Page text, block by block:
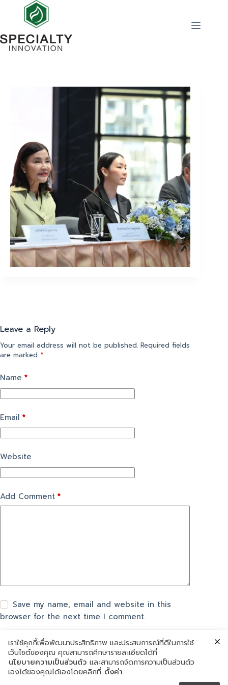
Leave a Reply
Your email address will not be published. Required fields
are marked *
Name *
Email *
Website
Add Comment *
Save my name, email and website in this
browser for the next time I comment.
Post Comment
เราใช้คุกกี้เพื่อพัฒนาประสิทธิภาพ และประสบการณ์ที่ดีในการใช้
เว็บไซต์ของคุณ คุณสามารถศึกษารายละเอียดได้ที่
นโยบายความเป็นส่วนตัว และสามารถจัดการความเป็นส่วนตัว
เองได้ของคุณได้เองโดยคลิกที่ ตั้งค่า